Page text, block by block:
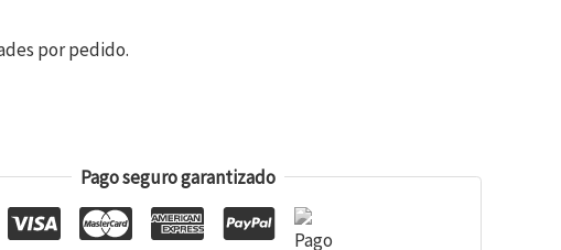
por pedido.
Pago seguro garantizado